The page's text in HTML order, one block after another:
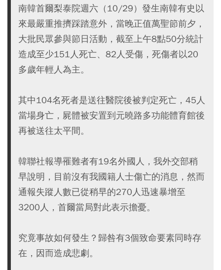
南韓首爾梨泰院週六（10/29）發生南韓有史以
來最嚴重推擠踩踏意外，當晚正值萬聖節前夕，
大批民眾參與節日活動，截至上午8點50分統計
造成至少151人死亡、82人受傷，死傷者以20
多歲年輕人為主。
其中104名死者是送往醫院後被判定死亡，45人
當場身亡，屍體被安置到元曉路多功能體育館後
再被送往太平間。
韓聯社報導罹難者有19名外國人，我外交部稍
早說明，目前沒有我國籍人士傷亡的消息，然而
通報失蹤人數已從稍早的270人迅速暴增至
3200人，首爾當局對此表示擔憂。
究竟事故如何發生？歸咎有3個致命要素同時存
在，因而造成悲劇。